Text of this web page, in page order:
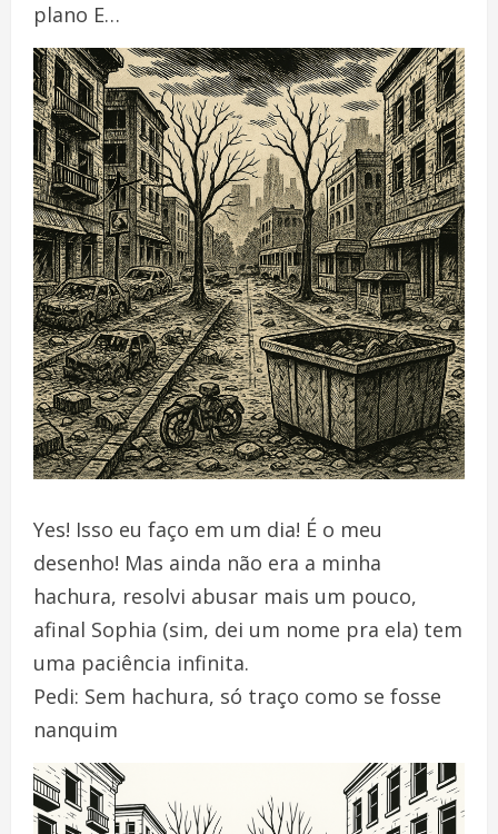
plano E…
Yes! Isso eu faço em um dia! É o meu
desenho! Mas ainda não era a minha
hachura, resolvi abusar mais um pouco,
afinal Sophia (sim, dei um nome pra ela) tem
uma paciência infinita.
Pedi: Sem hachura, só traço como se fosse
nanquim